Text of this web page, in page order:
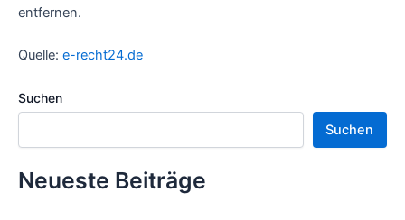
entfernen.
Quelle: e-recht24.de
Suchen
Suchen
Neueste Beiträge